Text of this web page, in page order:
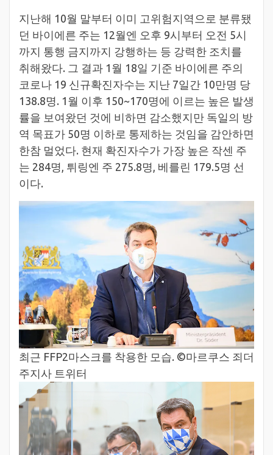
지난해 10월 말부터 이미 고위험지역으로 분류됐
던 바이에른 주는 12월엔 오후 9시부터 오전 5시
까지 통행 금지까지 강행하는 등 강력한 조치를
취해왔다. 그 결과 1월 18일 기준 바이에른 주의
코로나 19 신규확진자수는 지난 7일간 10만명 당
138.8명. 1월 이후 150~170명에 이르는 높은 발생
률을 보여왔던 것에 비하면 감소했지만 독일의 방
역 목표가 50명 이하로 통제하는 것임을 감안하면
한참 멀었다. 현재 확진자수가 가장 높은 작센 주
는 284명, 튀링엔 주 275.8명, 베를린 179.5명 선
이다.
최근 FFP2마스크를 착용한 모습. ©마르쿠스 죄더
주지사 트위터